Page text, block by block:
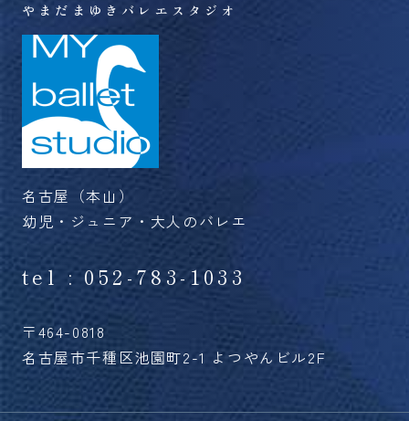
やまだまゆきバレエスタジオ
名古屋（本山）
幼児・ジュニア・大人のバレエ
tel : 052-783-1033
〒464-0818
名古屋市千種区池園町2-1 よつやんビル2F